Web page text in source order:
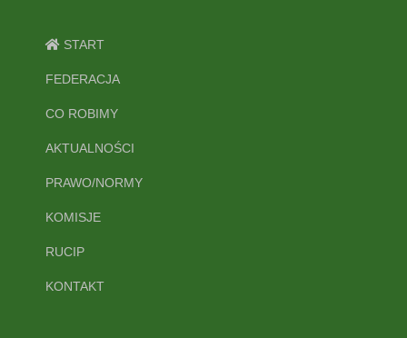
START
FEDERACJA
CO ROBIMY
AKTUALNOŚCI
PRAWO/NORMY
KOMISJE
RUCIP
KONTAKT